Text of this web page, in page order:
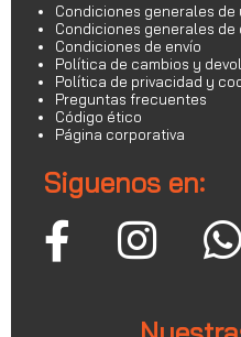
Condiciones generales de
Condiciones generales
Condiciones de envío
Política de cambios y
Política de privacidad y
Preguntas frecuentes
Código ético
Página corporativa
Siguenos en: